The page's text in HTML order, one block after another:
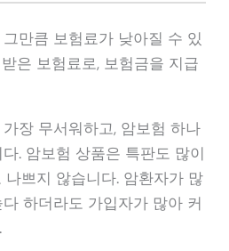
만큼 보험료가 낮아질 수 있
은 보험료로, 보험금을 지급
장 무서워하고, 암보험 하나
. 암보험 상품은 특판도 많이
쁘지 않습니다. 암환자가 많
하더라도 가입자가 많아 커